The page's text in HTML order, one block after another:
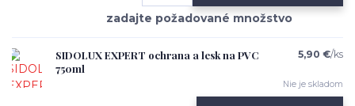
SIDOLUX EXPERT ochrana a lesk na PVC
750ml
5,90 €/ks
Nie je skladom